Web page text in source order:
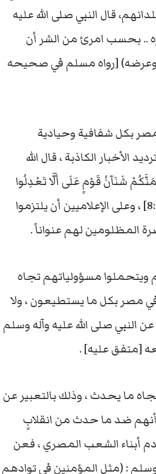
قال النبي صلى الله عليه
.. بحسب امرئ من الشر أن
وعرضه) [رواه مسلم في صحيحه
بكل شفافية وحيادية
الكاذبة ، قال الله
شَنَآنُ قَوْمٍ عَلَى أَلَّا تَعْدِلُوا
اعْدِلُوا هُوَ أَقْرَبُ لِلتَّقْوَى وَاتَّقُوا اللَّهَ إِنَّ اللَّهَ خَبِيرٌ بِمَا تَعْمَلُونَ) [المائدة:8] ، وعلى الإعلاميين أن يلتزموا
المظلومين لهم عنواناً .
ويتحملوا مسؤولياتهم تجاه
في مصر بكل ما يستطيعون ، ولا
صلى الله عليه وآله وسلم
[متفق عليه] .
ما يحدث ، وذلك بالتعبير عن
ضد ما حدث من انقلابٍ
أبناء الشعب المصري ، فعن
وسلم : (مثل المؤمنين في توادهم